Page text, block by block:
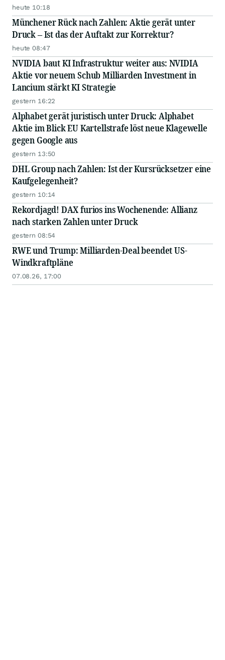
heute 10:18
Münchener Rück nach Zahlen: Aktie gerät unter
Druck – Ist das der Auftakt zur Korrektur?
heute 08:47
NVIDIA baut KI Infrastruktur weiter aus: NVIDIA
Aktie vor neuem Schub Milliarden Investment in
Lancium stärkt KI Strategie
gestern 16:22
Alphabet gerät juristisch unter Druck: Alphabet
Aktie im Blick EU Kartellstrafe löst neue Klagewelle
gegen Google aus
gestern 13:50
DHL Group nach Zahlen: Ist der Kursrücksetzer eine
Kaufgelegenheit?
gestern 10:14
Rekordjagd! DAX furios ins Wochenende: Allianz
nach starken Zahlen unter Druck
gestern 08:54
RWE und Trump: Milliarden-Deal beendet US-
Windkraftpläne
07.08.26, 17:00